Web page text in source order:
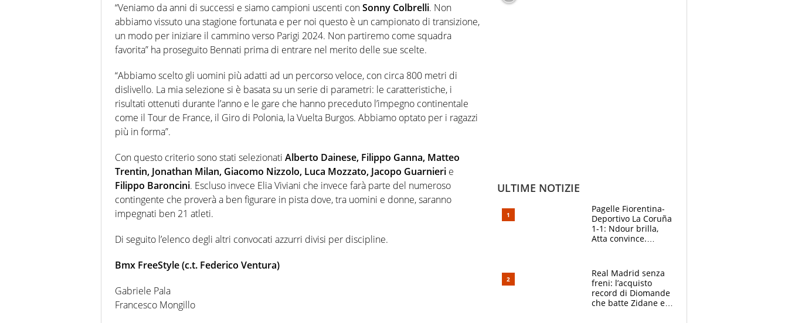
“Veniamo da anni di successi e siamo campioni uscenti conSonny Colbrelli. Non
abbiamo vissuto una stagione fortunata e per noi questo è un campionato di transizione,
un modo per iniziare il cammino verso Parigi 2024. Non partiremo come squadra
favorita” ha proseguito Bennati prima di entrare nel merito delle sue scelte.
“Abbiamo scelto gli uomini più adatti ad un percorso veloce, con circa 800 metri di
dislivello. La mia selezione si è basata su un serie di parametri: le caratteristiche, i
risultati ottenuti durante l’anno e le gare che hanno preceduto l’impegno continentale
come il Tour de France, il Giro di Polonia, la Vuelta Burgos. Abbiamo optato per i ragazzi
più in forma”.
Con questo criterio sono stati selezionati Alberto Dainese, Filippo Ganna, Matteo
Trentin, Jonathan Milan, Giacomo Nizzolo, Luca Mozzato, Jacopo Guarnieri e
Filippo Baroncini. Escluso invece Elia Viviani che invece farà parte del numeroso
contingente che proverà a ben figurare in pista dove, tra uomini e donne, saranno
impegnati ben 21 atleti.
Di seguito l’elenco degli altri convocati azzurri divisi per discipline.
Bmx FreeStyle (c.t. Federico Ventura)
Gabriele Pala
Francesco Mongillo
ULTIME NOTIZIE
Pagelle Fiorentina-
Deportivo La Coruña
1-1: Ndour brilla,
Atta convince.
Real Madrid senza
freni: l’acquisto
record di Diomande
che batte Zidane e